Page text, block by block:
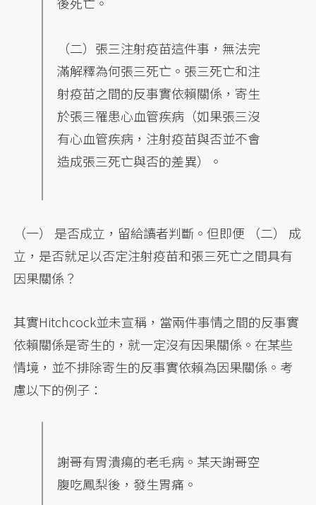
（二）張三注射疫苗這件事，無法完
滿解釋為何張三死亡。張三死亡和注
射疫苗之間的反事實依賴關係，寄生
於張三罹患心血管疾病（如果張三沒
有心血管疾病，注射疫苗與否並不會
造成張三死亡與否的差異）。
（一） 是否成立，留給讀者判斷。但即便 （二） 成
立，是否就足以否定注射疫苗和張三死亡之間具有
因果關係？
其實Hitchcock並未宣稱，當兩件事情之間的反事實
依賴關係是寄生的，就一定沒有因果關係。在某些
情境，並不排除寄生的反事實依賴為因果關係。考
慮以下的例子：
謝哥有胃潰瘍的老毛病。某天謝哥空
腹吃鳳梨後，發生胃痛。